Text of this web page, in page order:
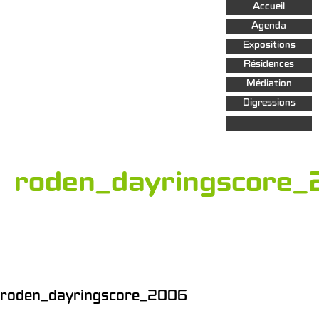
Aller au
contenu
principal
Accueil
Agenda
Expositions
Résidences
Médiation
Digressions
roden_dayringscore_2006